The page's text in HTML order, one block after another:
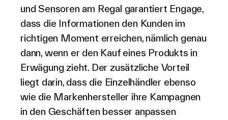
und Sensoren am Regal garantiert Engage,
dass die Informationen den Kunden im
richtigen Moment erreichen, nämlich genau
dann, wenn er den Kauf eines Produkts in
Erwägung zieht. Der zusätzliche Vorteil
liegt darin, dass die Einzelhändler ebenso
wie die Markenhersteller ihre Kampagnen
in den Geschäften besser anpassen